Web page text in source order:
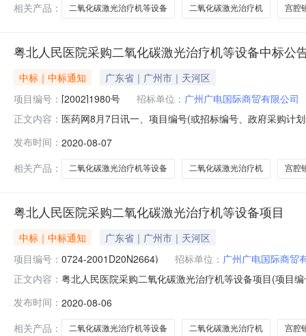
相关产品：
二氧化碳激光治疗机等设备 二氧化碳激光治疗机 宫腔
粤北人民医院采购二氧化碳激光治疗机等设备中标公
中标｜中标通知
广东省｜广州市｜天河区
项目编号： [2002]1980号 招标单位： 广州广电国际商贸有限公司
正文内容： 医药网8月7日讯一、项目编号(或招标编号、政府采购
西平云路163号广电科技大厦10层；中标(成交)金额
发布时间： 2020-08-07
相关产品：
二氧化碳激光治疗机等设备 二氧化碳激光治疗机 宫腔
粤北人民医院采购二氧化碳激光治疗机等设备项目
中标｜中标通知
广东省｜广州市｜天河区
项目编号： 0724-2001D20N2664) 招标单位： 广州广电国际商贸
正文内容： 粤北人民医院采购二氧化碳激光治疗机等设备项目(项目
道西平云路163号广电科技大厦10层；中标(成交)金额：
发布时间： 2020-08-06
相关产品：
二氧化碳激光治疗机等设备 二氧化碳激光治疗机 宫腔